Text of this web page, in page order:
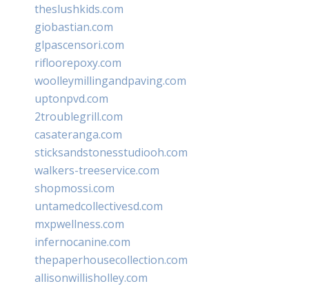
theslushkids.com
giobastian.com
glpascensori.com
rifloorepoxy.com
woolleymillingandpaving.com
uptonpvd.com
2troublegrill.com
casateranga.com
sticksandstonesstudiooh.com
walkers-treeservice.com
shopmossi.com
untamedcollectivesd.com
mxpwellness.com
infernocanine.com
thepaperhousecollection.com
allisonwillisholley.com